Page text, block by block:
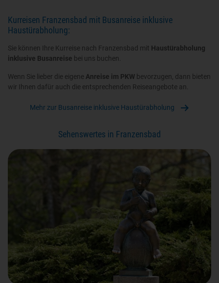
Kurreisen Franzensbad mit Busanreise inklusive
Haustürabholung:
Sie können Ihre Kurreise nach Franzensbad mit Haustürabholung
inklusive Busanreise bei uns buchen.
Wenn Sie lieber die eigeneAnreise im PKW bevorzugen, dann bieten
wir Ihnen dafür auch die entsprechenden Reiseangebote an.
Mehr zur Busanreise inklusive Haustürabholung
Sehenswertes in Franzensbad